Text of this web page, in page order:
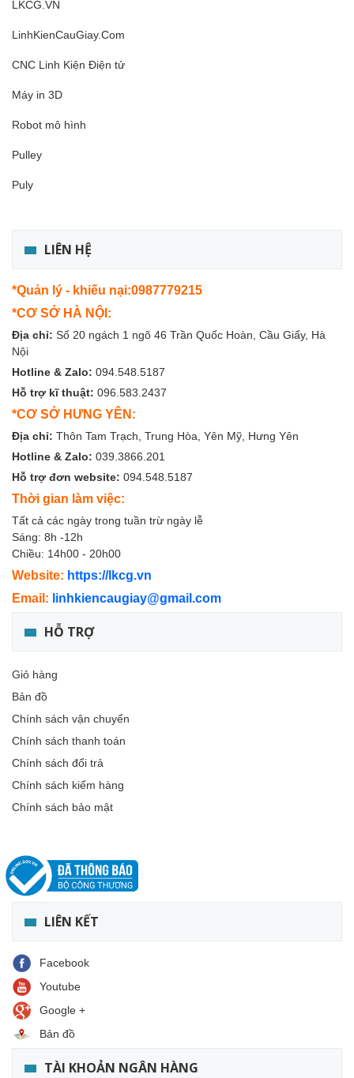
LKCG.VN
LinhKienCauGiay.Com
CNC Linh Kiện Điện tử
Máy in 3D
Robot mô hình
Pulley
Puly
LIÊN HỆ
*Quản lý - khiếu nại:0987779215
*CƠ SỞ HÀ NỘI:
Địa chỉ: Số 20 ngách 1 ngõ 46 Trần Quốc Hoàn, Cầu Giấy, Hà
Nội
Hotline & Zalo: 094.548.5187
Hỗ trợ kĩ thuật: 096.583.2437
*CƠ SỞ HƯNG YÊN:
Địa chỉ: Thôn Tam Trạch, Trung Hòa, Yên Mỹ, Hưng Yên
Hotline & Zalo: 039.3866.201
Hỗ trợ đơn website: 094.548.5187
Thời gian làm việc:
Tất cả các ngày trong tuần trừ ngày lễ
Sáng: 8h -12h
Chiều: 14h00 - 20h00
Website: https://lkcg.vn
Email: linhkiencaugiay@gmail.com
HỖ TRỢ
Giỏ hàng
Bản đồ
Chính sách vận chuyển
Chính sách thanh toán
Chính sách đổi trả
Chính sách kiểm hàng
Chính sách bảo mật
LIÊN KẾT
Facebook
Youtube
Google +
Bản đồ
TÀI KHOẢN NGÂN HÀNG